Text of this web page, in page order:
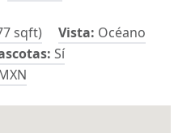
sqft) Vista: Océano
Sí